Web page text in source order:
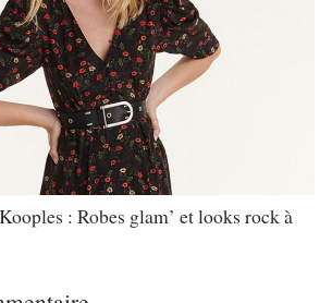
: Robes glam’ et looks rock à